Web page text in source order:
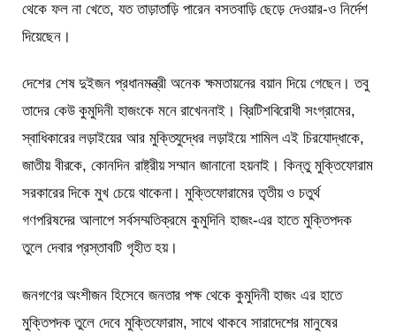
থেকে ফল না খেতে, যত তাড়াতাড়ি পারেন বসতবাড়ি ছেড়ে দেওয়ার-ও নির্দেশ
দিয়েছেন।
দেশের শেষ দুইজন প্রধানমন্ত্রী অনেক ক্ষমতায়নের বয়ান দিয়ে গেছেন। তবু
তাদের কেউ কুমুদিনী হাজংকে মনে রাখেননাই। ব্রিটিশবিরোধী সংগ্রামের,
স্বাধিকারের লড়াইয়ের আর মুক্তিযুদ্ধের লড়াইয়ে শামিল এই চিরযোদ্ধাকে,
জাতীয় বীরকে, কোনদিন রাষ্ট্রীয় সম্মান জানানো হয়নাই। কিন্তু মুক্তিফোরাম
সরকারের দিকে মুখ চেয়ে থাকেনা। মুক্তিফোরামের তৃতীয় ও চতুর্থ
গণপরিষদের আলাপে সর্বসম্মতিক্রমে কুমুদিনি হাজং-এর হাতে মুক্তিপদক
তুলে দেবার প্রস্তাবটি গৃহীত হয়।
জনগণের অংশীজন হিসেবে জনতার পক্ষ থেকে কুমুদিনী হাজং এর হাতে
মুক্তিপদক তুলে দেবে মুক্তিফোরাম, সাথে থাকবে সারাদেশের মানুষের